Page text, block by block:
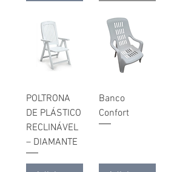
POLTRONA
DE PLÁSTICO
RECLINÁVEL
– DIAMANTE
Banco
Confort